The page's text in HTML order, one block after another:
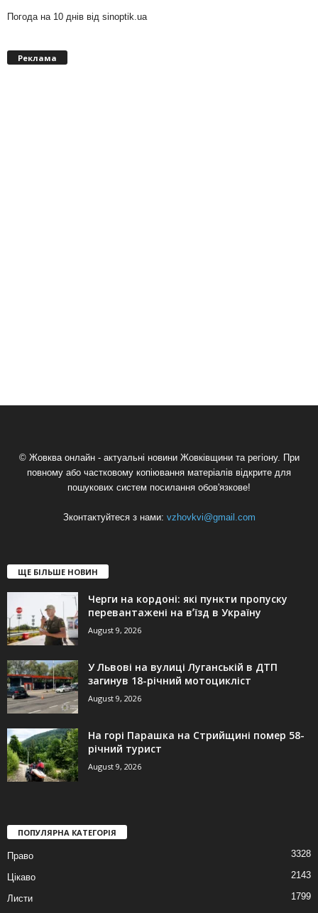
Погода на 10 днів від sinoptik.ua
Реклама
© Жовква онлайн - актуальні новини Жовківщини та регіону. При
повному або частковому копіювання матеріалів відкрите для
пошукових систем посилання обов'язкове!
Зконтактуйтеся з нами: vzhovkvi@gmail.com
ЩЕ БІЛЬШЕ НОВИН
Черги на кордоні: які пункти пропуску
перевантажені на вʼїзд в Україну
August 9, 2026
У Львові на вулиці Луганській в ДТП
загинув 18-річний мотоцикліст
August 9, 2026
На горі Парашка на Стрийщині помер 58-
річний турист
August 9, 2026
ПОПУЛЯРНА КАТЕГОРІЯ
Право 3328
Цікаво 2143
Листи
1799